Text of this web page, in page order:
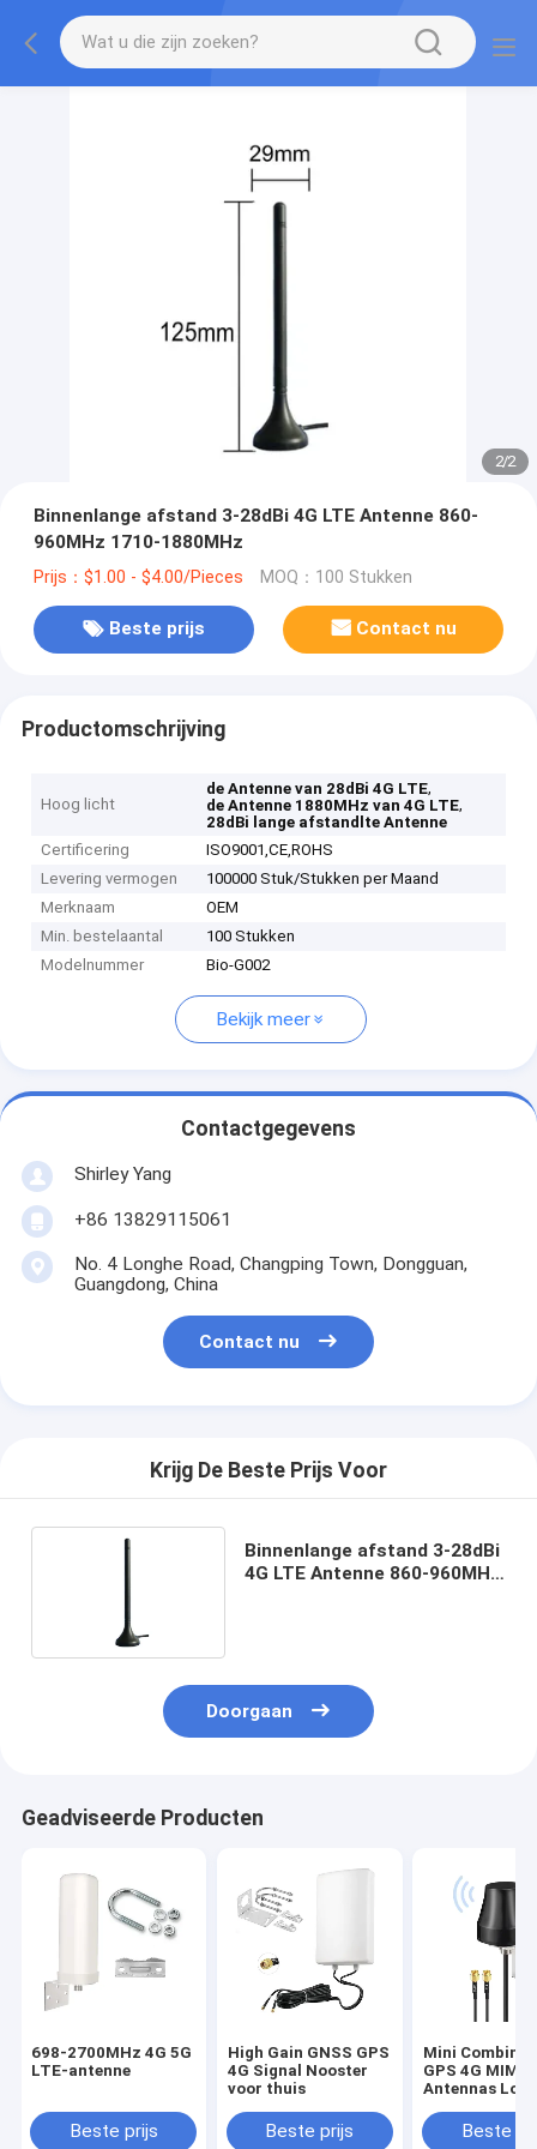
2/2
Binnenlange afstand 3-28dBi 4G LTE Antenne 860-
960MHz 1710-1880MHz
Prijs：$1.00 - $4.00/Pieces MOQ：100 Stukken
Beste prijs Contact nu
Productomschrijving
Hoog licht
de Antenne van 28dBi 4G LTE,
de Antenne 1880MHz van 4G LTE,
28dBi lange afstandlte Antenne
Certificering
ISO9001,CE,ROHS
Levering vermogen
100000 Stuk/Stukken per Maand
Merknaam
OEM
Min. bestelaantal
100 Stukken
Modelnummer
Bio-G002
Bekijk meer
Contactgegevens
Shirley Yang
+86 13829115061
No. 4 Longhe Road, Changping Town, Dongguan,
Guangdong, China
Contact nu
Krijg De Beste Prijs Voor
Binnenlange afstand 3-28dBi
4G LTE Antenne 860-960MHz
Doorgaan
Geadviseerde Producten
698-2700MHz 4G 5G
LTE-antenne
Beste prijs
High Gain GNSS GPS
4G Signal Nooster
voor thuis
Beste prijs
Mini
GPS 4G MIMO
Antennas
50 OhmBeste